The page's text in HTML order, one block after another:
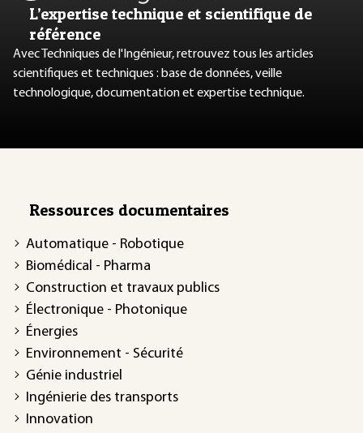
L’expertise technique et scientifique de
référence
Avec Techniques de l'Ingénieur, retrouvez tous les articles
scientifiques et techniques : base de données, veille
technologique, documentation et expertise technique.
Ressources documentaires
Automatique - Robotique
Biomédical - Pharma
Construction et travaux publics
Électronique - Photonique
Énergies
Environnement - Sécurité
Génie industriel
Ingénierie des transports
Innovation